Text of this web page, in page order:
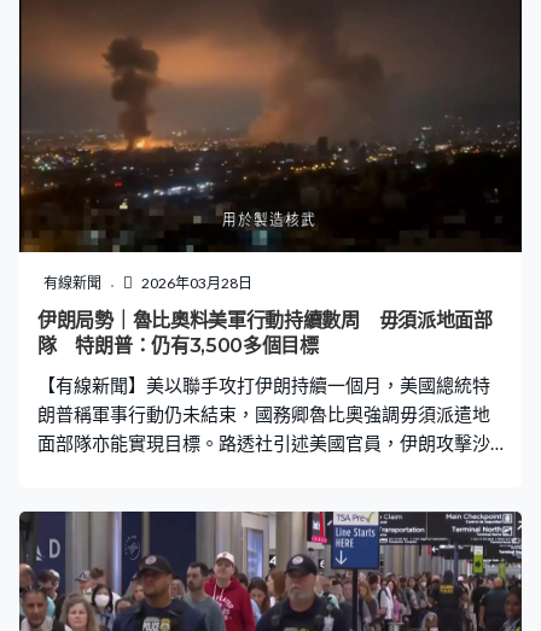
行動制止警方實彈開槍鎮壓示威者，要求處以最高10年的
監禁。
有線新聞 2026年03月28日
伊朗局勢｜魯比奧料美軍行動持續數周 毋須派地面部
隊 特朗普：仍有3,500多個目標
【有線新聞】美以聯手攻打伊朗持續一個月，美國總統特
朗普稱軍事行動仍未結束，國務卿魯比奧強調毋須派遣地
面部隊亦能實現目標。路透社引述美國官員，伊朗攻擊沙
罕兩間鋼鐵廠被以軍攻擊。以軍亦證實空襲伊朗中部阿拉
克的重水反應堆，指是生產鈈的關鍵基地，用於製造核
武；並攻擊亞茲德提煉濃縮鈾的工廠，強調絕不容許德黑
蘭政府推進核武計劃。伊朗外長阿拉格齊指以軍攻擊行動